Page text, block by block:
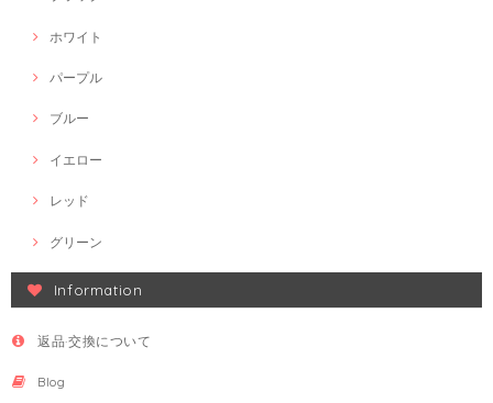
ホワイト
パープル
ブルー
イエロー
レッド
グリーン
Information
返品·交換について
Blog